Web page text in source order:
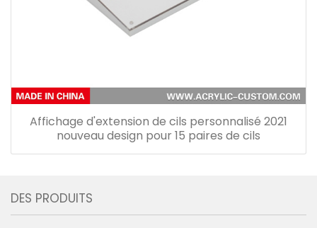
Affichage d'extension de cils personnalisé 2021
nouveau design pour 15 paires de cils
DES PRODUITS